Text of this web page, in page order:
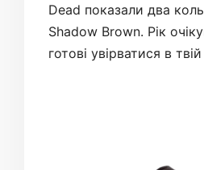
Dead показали два
Shadow Brown. Рік
готові увірватися в